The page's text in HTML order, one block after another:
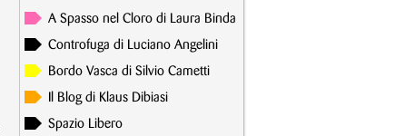
A Spasso nel Cloro di Laura Binda
Controfuga di Luciano Angelini
Bordo Vasca di Silvio Cametti
Il Blog di Klaus Dibiasi
Spazio Libero